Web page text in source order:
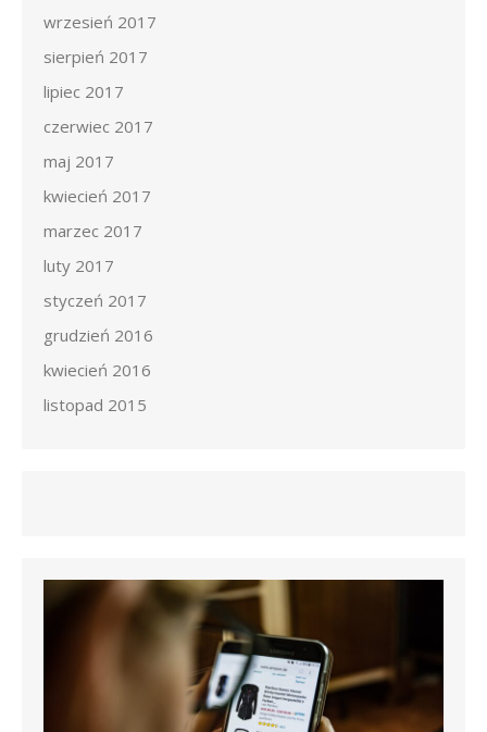
wrzesień 2017
sierpień 2017
lipiec 2017
czerwiec 2017
maj 2017
kwiecień 2017
marzec 2017
luty 2017
styczeń 2017
grudzień 2016
kwiecień 2016
listopad 2015